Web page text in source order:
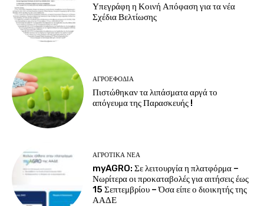
Υπεγράφη η Κοινή Απόφαση για τα νέα
Σχέδια Βελτίωσης
ΑΓΡΟΕΦΌΔΙΑ
Πιστώθηκαν τα λιπάσματα αργά το
απόγευμα της Παρασκευής !
ΑΓΡΟΤΙΚΆ ΝΈΑ
myAGRO: Σε λειτουργία η πλατφόρμα –
Νωρίτερα οι προκαταβολές για αιτήσεις έως
15 Σεπτεμβρίου – Όσα είπε ο διοικητής της
ΑΑΔΕ